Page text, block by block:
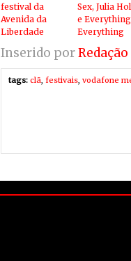
festival da
Avenida da
Liberdade
Sex, Julia
e Everything
Everything
Inserido porRedação
tags: clã, festivais, vodafone